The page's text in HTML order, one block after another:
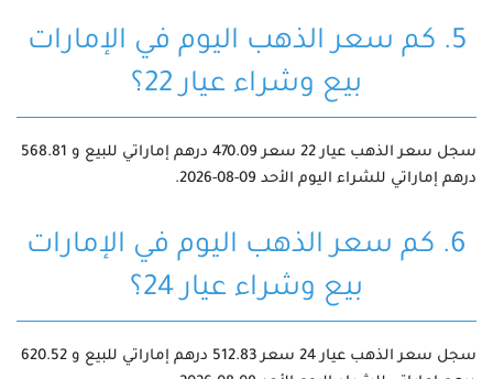
5. كم سعر الذهب اليوم في الإمارات
بيع وشراء عيار 22؟
سجل سعر الذهب عيار 22 سعر 470.09 درهم إماراتي للبيع و 568.81
درهم إماراتي للشراء اليوم الأحد 09-08-2026.
6. كم سعر الذهب اليوم في الإمارات
بيع وشراء عيار 24؟
سجل سعر الذهب عيار 24 سعر 512.83 درهم إماراتي للبيع و 620.52